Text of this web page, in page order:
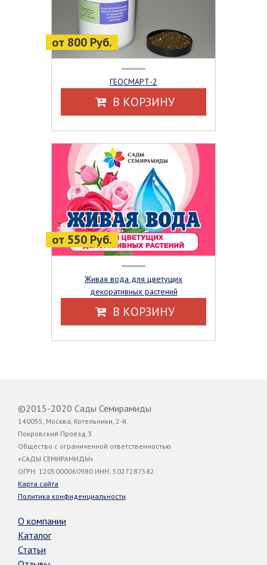
от 800 Руб.
ГЕОСМАРТ-2
В КОРЗИНУ
от 550 Руб.
Живая вода для цветущих
декоративных растений
В КОРЗИНУ
©2015-2020 Сады Семирамиды
140055, Москва, Котельники, 2-й
Покровский Проезд,3
Общество с ограниченной ответственностью
«САДЫ СЕМИРАМИДЫ»
ОГРН: 1205000060980 ИНН: 5027287582
Карта сайта
Политика конфиденциальности
О компании
Каталог
Статьи